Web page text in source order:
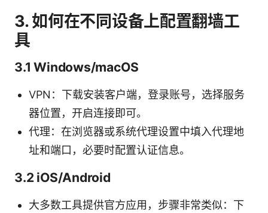
3. 如何在不同设备上配置翻墙工
具
3.1 Windows/macOS
VPN：下载安装客户端，登录账号，选择服务
器位置，开启连接即可。
代理：在浏览器或系统代理设置中填入代理地
址和端口，必要时配置认证信息。
3.2 iOS/Android
大多数工具提供官方应用，步骤非常类似：下